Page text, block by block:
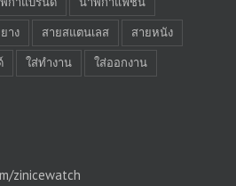
าง สายสแตนเลส
สายหนัง
ใส่ทำงาน ใส่ออกงาน
zinicewatch